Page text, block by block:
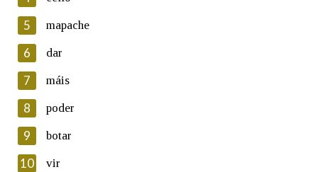
Lin e acepto as condicións da política de
Introduce o código que aparece na imaxe:
Texto de verificación
5 mapache
6 dar
7 máis
8 poder
9 botar
10 vir